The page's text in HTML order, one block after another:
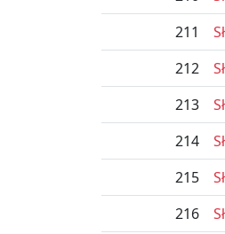
211
212
213
214
215
216